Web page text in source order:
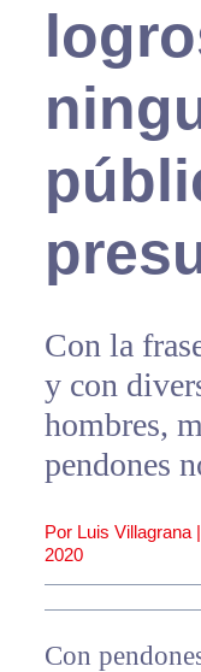
Con la
y con
hombres,
pendones
Por Luis Villagrana
2020
Con